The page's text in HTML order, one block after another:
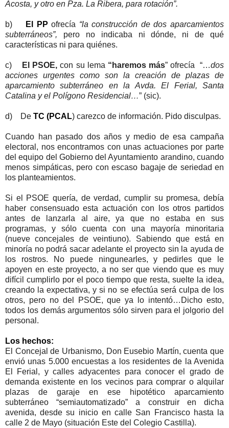
Acosta, y otro en Pza. La Ribera, para rotación”.
b) El PP ofrecía “la construcción de dos aparcamientos
subterráneos”, pero no indicaba ni dónde, ni de qué
características ni para quiénes.
c) El PSOE, con su lema “haremos más” ofrecía “…dos
acciones urgentes como son la creación de plazas de
aparcamiento subterráneo en la Avda. El Ferial, Santa
Catalina y el Polígono Residencial…” (sic).
d) De TC (PCAL) carezco de información. Pido disculpas.
Cuando han pasado dos años y medio de esa campaña
electoral, nos encontramos con unas actuaciones por parte
del equipo del Gobierno del Ayuntamiento arandino, cuando
menos simpáticas, pero con escaso bagaje de seriedad en
los planteamientos.
Si el PSOE quería, de verdad, cumplir su promesa, debía
haber consensuado esta actuación con los otros partidos
antes de lanzarla al aire, ya que no estaba en sus
programas, y sólo cuenta con una mayoría minoritaria
(nueve concejales de veintiuno). Sabiendo que está en
minoría no podrá sacar adelante el proyecto sin la ayuda de
los rostros. No puede ningunearles, y pedirles que le
apoyen en este proyecto, a no ser que viendo que es muy
difícil cumplirlo por el poco tiempo que resta, suelte la idea,
creando la expectativa, y si no se efectúa será culpa de los
otros, pero no del PSOE, que ya lo intentó…Dicho esto,
todos los demás argumentos sólo sirven para el jolgorio del
personal.
Los hechos:
El Concejal de Urbanismo, Don Eusebio Martín, cuenta que
envió unas 5.000 encuestas a los residentes de la Avenida
El Ferial, y calles adyacentes para conocer el grado de
demanda existente en los vecinos para comprar o alquilar
plazas de garaje en ese hipotético aparcamiento
subterráneo “semiautomatizado” a construir en dicha
avenida, desde su inicio en calle San Francisco hasta la
calle 2 de Mayo (situación Este del Colegio Castilla).